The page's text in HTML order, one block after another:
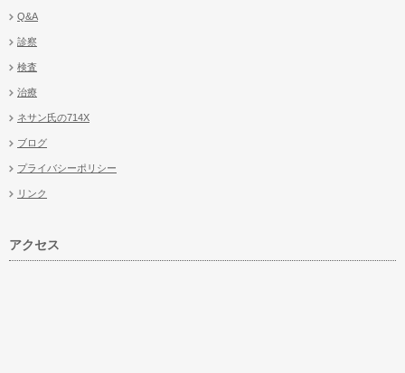
Q&A
診察
検査
治療
ネサン氏の714X
ブログ
プライバシーポリシー
リンク
アクセス